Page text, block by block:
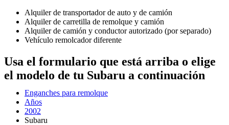
Alquiler de transportador de auto y de camión
Alquiler de carretilla de remolque y camión
Alquiler de camión y conductor autorizado (por separado)
Vehículo remolcador diferente
Usa el formulario que está arriba o elige
el modelo de tu Subaru a continuación
Enganches para remolque
Años
2002
Subaru